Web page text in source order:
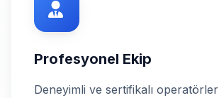
Profesyonel Ekip
Deneyimli ve sertifikalı operatörler